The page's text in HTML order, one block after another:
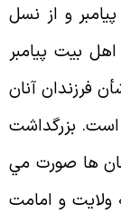
و از نسل
بيت پيامبر
فرزندان آنان
بزرگداشت
ها صورت مي
و امامت